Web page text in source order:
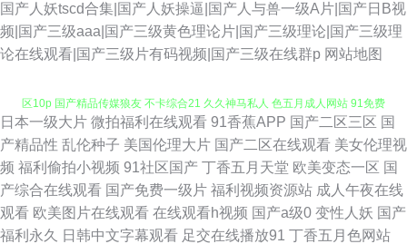
国产人妖tscd合集|国产人妖操逼|国产人与兽一级A片|国产日B视
频|国产三级aaa|国产三级黄色理论片|国产三级理论|国产三级理
论在线观看|国产三级片有码视频|国产三级在线群p 网站地图
国产1页 97成人自拍 尤物导航 国产精品啪啪啪 欧美性爱午夜剧场 色综合图
区10p 国产精品传媒狼友 不卡综合21 久久神马私人 色五月成人网站 91免费
公开视频 东京热人人中出 麻豆福利导航 在线网址入口av 白丝足交自慰 蜜芽
日本一级大片 微拍福利在线观看 91香蕉APP 国产二区三区 国
产精品性 乱伦种子 美国伦理大片 国产二区在线观看 美女伦理视
频 福利偷拍小视频 91社区国产 丁香五月天堂 欧美变态一区 国
产综合在线观看 国产免费一级片 福利视频资源站 成人午夜在线
观看 欧美图片在线观看 在线观看h视频 国产a级0 变性人妖 国产
福利永久
日韩中文字幕观看 足交在线播放91 丁香五月色网站